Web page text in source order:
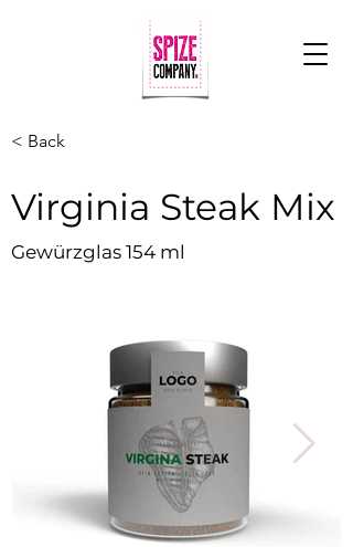
< Back
Virginia Steak Mix
Gewürzglas 154 ml